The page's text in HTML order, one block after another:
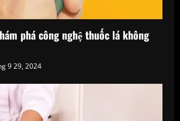
phá công nghệ thuốc lá không
9 29, 2024